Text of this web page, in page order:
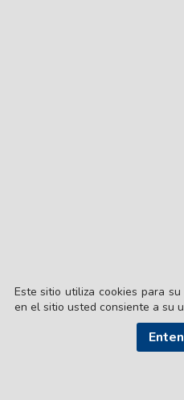
Este sitio utiliza cookies para
en el sitio usted consiente a su